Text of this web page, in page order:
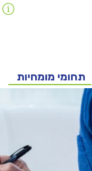
תחומי מומחיות